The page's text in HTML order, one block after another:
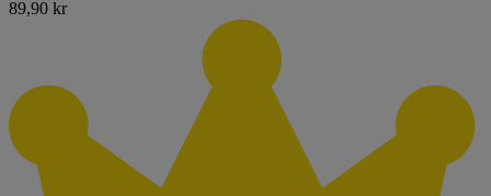
89,90 kr